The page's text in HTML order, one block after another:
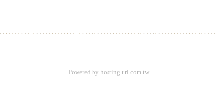
Powered by hosting.url.com.tw